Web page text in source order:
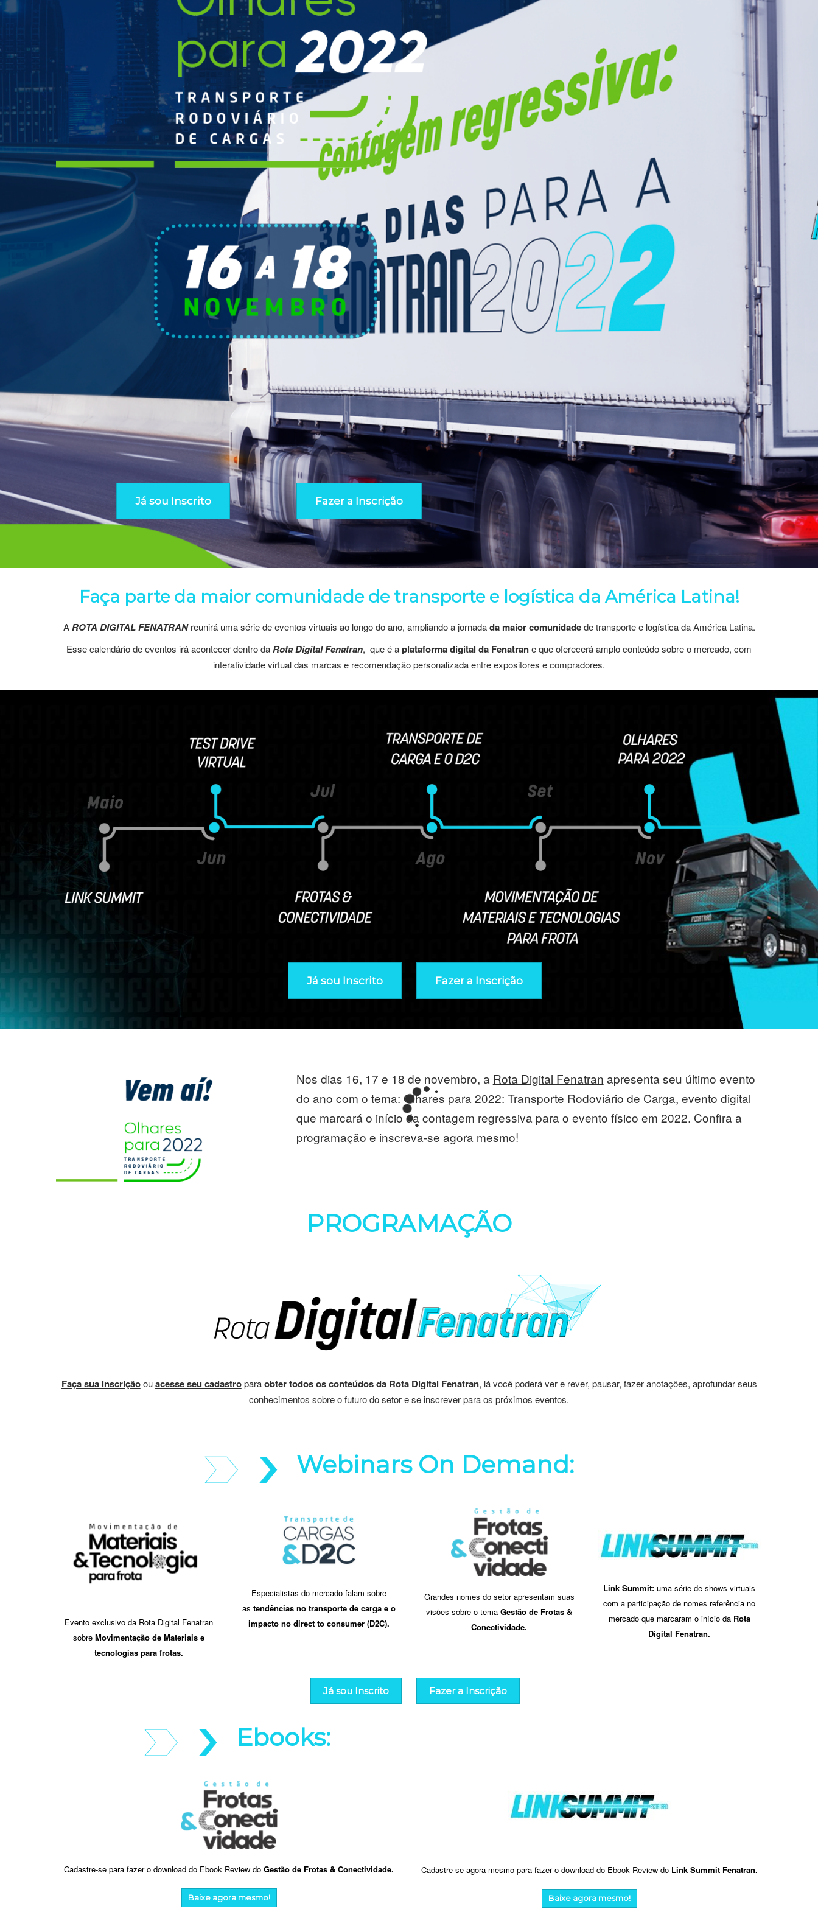
Já sou Inscrito Fazer a Inscrição
Faça parte da maior comunidade de transporte e logística da América Latina!
AROTA DIGITAL FENATRANreunirá uma série de eventos virtuais ao longo do ano, ampliando a jornadada maior comunidadede transporte e logística da América Latina.
Esse calendário de eventos irá acontecer dentro daRota Digital Fenatran, que é aplataforma digital da Fenatrane que oferecerá amplo conteúdo sobre o mercado, com
interatividade virtual das marcas e recomendação personalizada entre expositores e compradores.
Já sou Inscrito Fazer a Inscrição
Nos dias 16, 17 e 18 de novembro, a Rota Digital Fenatran apresenta seu último evento
do ano com o tema: Olhares para 2022: Transporte Rodoviário de Carga, evento digital
que marcará o início da contagem regressiva para o evento físico em 2022. Confira a
programação e inscreva-se agora mesmo!
PROGRAMAÇÃO
Faça sua inscriçãoouacesse seu cadastroparaobter todos os conteúdos da Rota Digital Fenatran, lá você poderá ver e rever, pausar, fazer anotações, aprofundar seus
conhecimentos sobre o futuro do setor e se inscrever para os próximos eventos.
Webinars On Demand:
Evento exclusivo da Rota Digital Fenatran
sobre Movimentação de Materiais e
tecnologias para frotas.
Especialistas do mercado falam sobre
as tendências no transporte de carga e o
impacto no direct to consumer (D2C).
Grandes nomes do setor apresentam suas
visões sobre o tema Gestão de Frotas &
Conectividade.
Link Summit: uma série de shows virtuais
com a participação de nomes referência no
mercado que marcaram o início da Rota
Digital Fenatran.
Já sou Inscrito Fazer a Inscrição
Ebooks:
Cadastre-se para fazer o download do Ebook Review do Gestão de Frotas & Conectividade.
Baixe agora mesmo!
Cadastre-se agora mesmo para fazer o download do Ebook Review do Link Summit Fenatran.
Baixe agora mesmo!